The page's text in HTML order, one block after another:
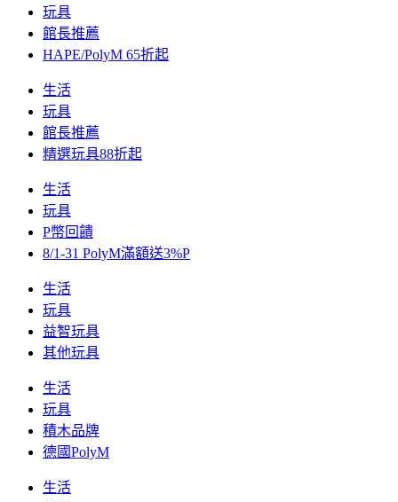
玩具
館長推薦
HAPE/PolyM 65折起
生活
玩具
館長推薦
精選玩具88折起
生活
玩具
P幣回饋
8/1-31 PolyM滿額送3%P
生活
玩具
益智玩具
其他玩具
生活
玩具
積木品牌
德國PolyM
生活